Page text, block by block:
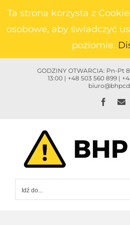
zawartości
GODZINY OTWARCIA: Pn-Pt
13:00 | +48 503 560 899 |
Idź do...
Ta strona korzysta z
osobowe, aby świadczyć
poziomie.